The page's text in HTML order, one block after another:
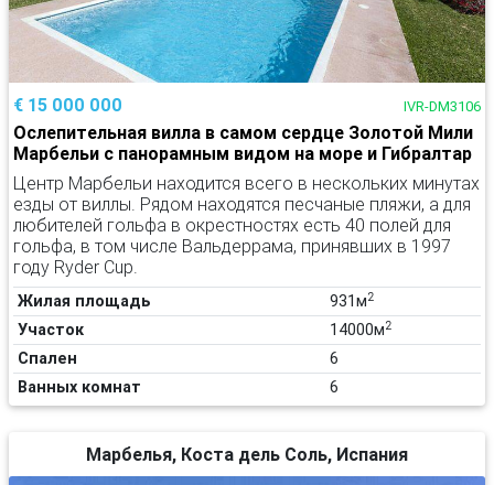
€ 15 000 000 IVR-DM3106
Ослепительная вилла в самом сердце Золотой Мили
Марбельи с панорамным видом на море и Гибралтар
Центр Марбельи находится всего в нескольких минутах
езды от виллы. Рядом находятся песчаные пляжи, а для
любителей гольфа в окрестностях есть 40 полей для
гольфа, в том числе Вальдеррама, принявших в 1997
году Ryder Cup.
Жилая площадь 931м2
Участок 14000м2
Спален
6
Ванных комнат
6
Марбелья, Коста дель Соль, Испания